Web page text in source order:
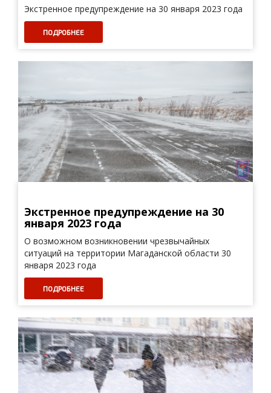
Экстренное предупреждение на 30 января 2023 года
ПОДРОБНЕЕ
Экстренное предупреждение на 30
января 2023 года
О возможном возникновении чрезвычайных
ситуаций на территории Магаданской области 30
января 2023 года
ПОДРОБНЕЕ